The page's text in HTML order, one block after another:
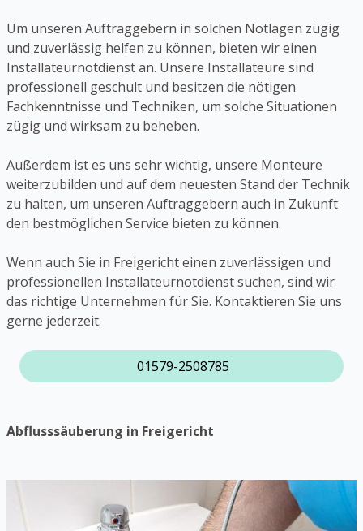
Um unseren Auftraggebern in solchen Notlagen zügig
und zuverlässig helfen zu können, bieten wir einen
Installateurnotdienst an. Unsere Installateure sind
professionell geschult und besitzen die nötigen
Fachkenntnisse und Techniken, um solche Situationen
zügig und wirksam zu beheben.
Außerdem ist es uns sehr wichtig, unsere Monteure
weiterzubilden und auf dem neuesten Stand der Technik
zu halten, um unseren Auftraggebern auch in Zukunft
den bestmöglichen Service bieten zu können.
Wenn auch Sie in Freigericht einen zuverlässigen und
professionellen Installateurnotdienst suchen, sind wir
das richtige Unternehmen für Sie. Kontaktieren Sie uns
gerne jederzeit.
01579-2508785
Abflusssäuberung in Freigericht